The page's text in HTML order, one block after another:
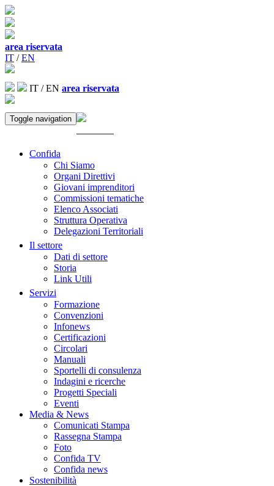
area riservata
IT /EN
IT /EN area riservata
Toggle navigation
Confida
Chi Siamo
Organi Direttivi
Giovani imprenditori
Commissioni tematiche
Elenco Associati
Struttura Operativa
Delegazioni Territoriali
Il settore
Dati di settore
Storia
Link Utili
Servizi
Formazione
Convenzioni
Infonews
Certificazioni
Circolari
Manuali
Sportelli di consulenza
Indagini e ricerche
Progetti Speciali
Eventi
Media & News
Comunicati Stampa
Rassegna Stampa
Foto
Confida TV
Confida news
Sostenibilità